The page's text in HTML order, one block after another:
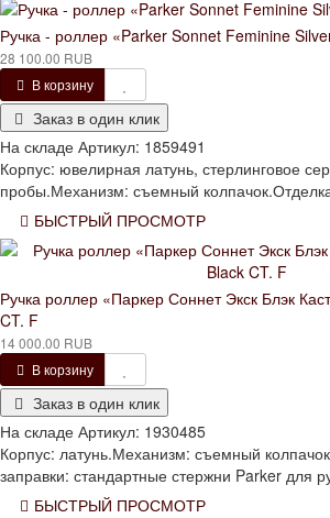
Ручка - роллер «Parker Sonnet Feminine
28 100.00 RUB
В корзину
Заказ в один клик
На складе Артикул: 1859491
Корпус: ювелирная латунь, стерлинговое
пробы.Механизм: съемный
БЫСТРЫЙ ПРОСМОТР
Ручка роллер «Паркер Соннет Экск Блэк
CT. F
14 000.00 RUB
В корзину
Заказ в один клик
На складе Артикул: 1930485
Корпус: латунь.Механизм: съемный
заправки: стандартные стержни Parker для
БЫСТРЫЙ ПРОСМОТР